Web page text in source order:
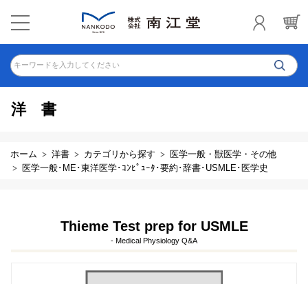
キーワードを入力してください
洋書
ホーム 洋書 カテゴリから探す
医学一般・獣医学・その他
医学一般･ME･東洋医学･ｺﾝﾋﾟｭｰﾀ･要約･辞書･USMLE･医学史
Thieme Test prep for USMLE
- Medical Physiology Q&A